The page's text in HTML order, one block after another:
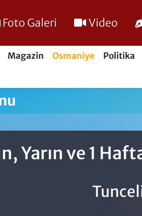
Foto Galeri Video
Magazin Osmaniye Politika
Yarın ve 1